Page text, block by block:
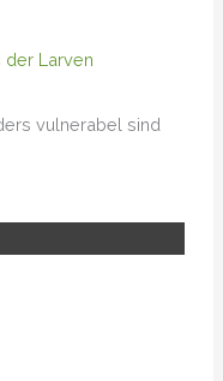
Larven
vulnerabel sind